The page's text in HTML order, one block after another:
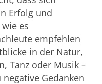
Erfolg und
es
empfehlen
in der Natur,
Tanz oder Musik –
Gedanken